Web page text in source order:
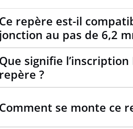
Ce repère est-il
jonction au pas de 6,2
Que signifie l’inscription
repère ?
Comment se monte ce